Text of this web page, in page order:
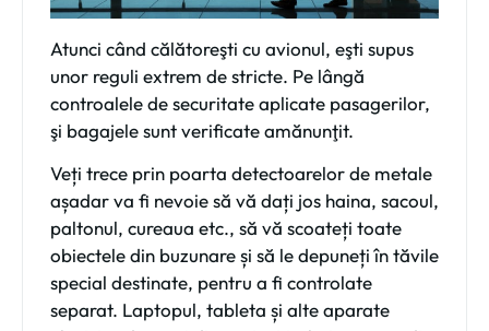
Atunci când călătoreşti cu avionul, eşti supus
unor reguli extrem de stricte. Pe lângă
controalele de securitate aplicate pasagerilor,
şi bagajele sunt verificate amănunţit.
Veți trece prin poarta detectoarelor de metale
așadar va fi nevoie să vă dați jos haina, sacoul,
paltonul, cureaua etc., să vă scoateți toate
obiectele din buzunare și să le depuneți în tăvile
special destinate, pentru a fi controlate
separat. Laptopul, tableta și alte aparate